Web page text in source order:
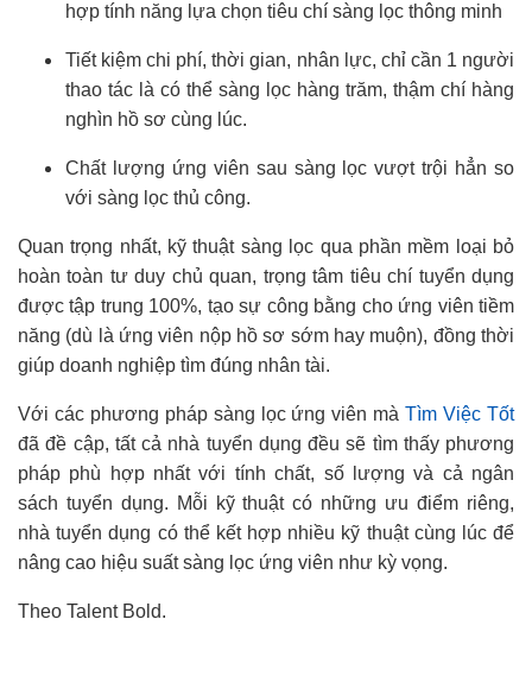
hợp tính năng lựa chọn tiêu chí sàng lọc thông minh
Tiết kiệm chi phí, thời gian, nhân lực, chỉ cần 1 người
thao tác là có thể sàng lọc hàng trăm, thậm chí hàng
nghìn hồ sơ cùng lúc.
Chất lượng ứng viên sau sàng lọc vượt trội hẳn so
với sàng lọc thủ công.
Quan trọng nhất, kỹ thuật sàng lọc qua phần mềm loại bỏ
hoàn toàn tư duy chủ quan, trọng tâm tiêu chí tuyển dụng
được tập trung 100%, tạo sự công bằng cho ứng viên tiềm
năng (dù là ứng viên nộp hồ sơ sớm hay muộn), đồng thời
giúp doanh nghiệp tìm đúng nhân tài.
Với các phương pháp sàng lọc ứng viên màTìm Việc Tốt
đã đề cập, tất cả nhà tuyển dụng đều sẽ tìm thấy phương
pháp phù hợp nhất với tính chất, số lượng và cả ngân
sách tuyển dụng. Mỗi kỹ thuật có những ưu điểm riêng,
nhà tuyển dụng có thể kết hợp nhiều kỹ thuật cùng lúc để
nâng cao hiệu suất sàng lọc ứng viên như kỳ vọng.
Theo Talent Bold.